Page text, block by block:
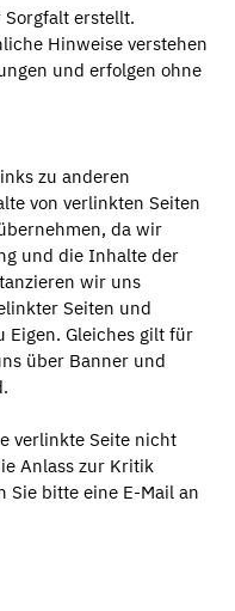
erstellt.
Hinweise verstehen
und erfolgen ohne
zu anderen
von verlinkten Seiten
da wir
und die Inhalte der
wir uns
Seiten und
Eigen. Gleiches gilt für
über Banner und
verlinkte Seite nicht
Anlass zur Kritik
Sie bitte eine E-Mail an